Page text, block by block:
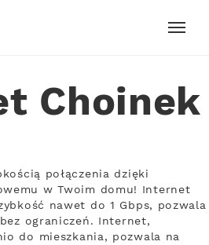
Choinek
połączenia dzięki
w Twoim domu! Internet
nawet do 1 Gbps, pozwala
ograniczeń. Internet,
do mieszkania, pozwala na